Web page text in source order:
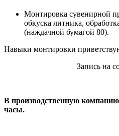
Монтировка сувенирной
обкуска литника,
(наждачной бумагой 80).
Навыки монтировки
Запись на
В производственную
часы.